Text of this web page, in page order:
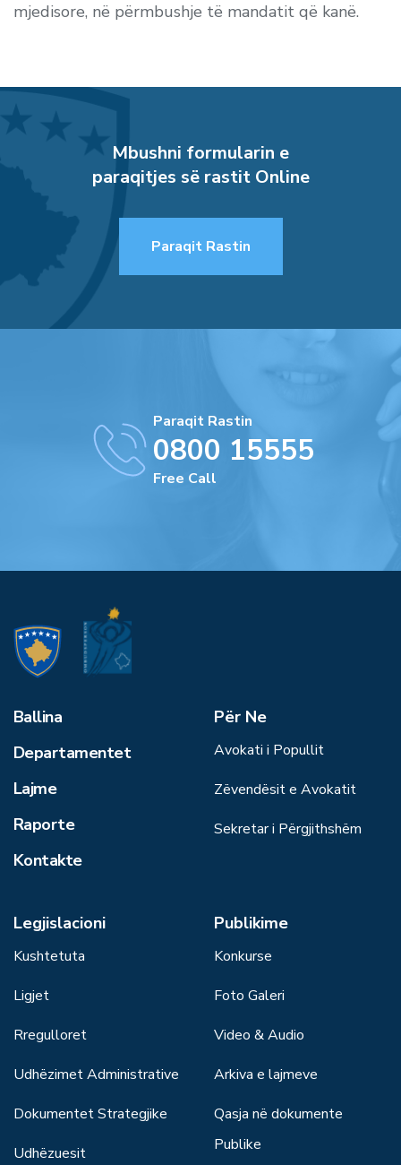
mjedisore, në përmbushje të mandatit që kanë.
Mbushni formularin e
paraqitjes së rastit Online
Paraqit Rastin
Paraqit Rastin
0800 15555
Free Call
Ballina
Departamentet
Lajme
Raporte
Kontakte
Për Ne
Avokati i Popullit
Zëvendësit e Avokatit
Sekretar i Përgjithshëm
Legjislacioni
Kushtetuta
Ligjet
Rregulloret
Udhëzimet Administrative
Dokumentet Strategjike
Udhëzuesit
Publikime
Konkurse
Foto Galeri
Video & Audio
Arkiva e lajmeve
Qasja në dokumente
Publike